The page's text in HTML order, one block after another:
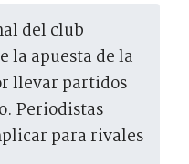
la apuesta de la
llevar partidos
Periodistas
para rivales